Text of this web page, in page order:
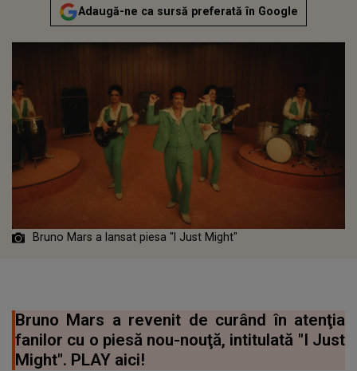
Adaugă-ne ca sursă preferată în Google
Bruno Mars a lansat piesa "I Just Might"
Bruno Mars a revenit de curând în atenţia
fanilor cu o piesă nou-nouţă, intitulată "I Just
Might". PLAY aici!